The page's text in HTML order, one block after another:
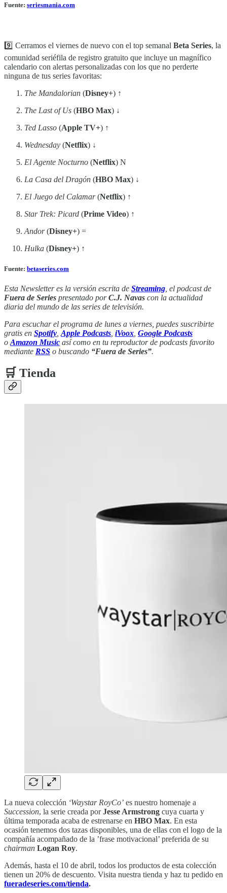
Fuente: seriesmania.com
9️⃣ Cerramos el viernes de nuevo con el top semanal Beta Series, la
comunidad seriéfila de registro gratuito que incluye un magnífico
calendario con alertas personalizadas con los que no perderte
ninguna de tus series favoritas:
The Mandalorian (Disney+) ↑
The Last of Us (HBO Max) ↓
Ted Lasso (Apple TV+) ↑
Wednesday (Netflix) ↓
El Agente Nocturno (Netflix) N
La Casa del Dragón (HBO Max) ↓
El Juego del Calamar(Netflix) ↑
Star Trek: Picard (Prime Video) ↑
Andor(Disney+) =
Hulka (Disney+) ↑
Fuente: betaseries.com
Esta Newsletter es la versión escrita de Streaming , el podcast de
Fuera de Series presentado porC.J. Navas con la actualidad
diaria del mundo de las series de televisión.
Para escuchar el programa de lunes a viernes, puedes suscribirte
gratis en Spotify Apple Podcasts iVoox Google Podcasts
o Amazon Music así como en tu reproductor de podcasts favorito
mediante RSS o buscando “Fuera de Series”.
🛒 Tienda
La nueva colección ‘Waystar RoyCo’ es nuestro homenaje a
Succession, la serie creada porJesse Armstrong cuya cuarta y
última temporada acaba de estrenarse en HBO Max. En esta
ocasión tenemos dos tazas disponibles, una de ellas con el logo de la
compañía acompañado de la ’frase motivacional’ preferida de su
chairman Logan Roy.
Además, hasta el 10 de abril, todos los productos de esta colección
tienen un 20% de descuento. Visita nuestra tienda y haz tu pedido en
fueradeseries.com/tienda.